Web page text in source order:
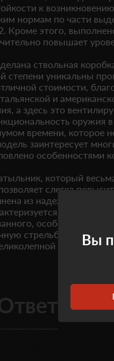
к
нормам по части
Кроме этого,
повышает
ствольная
степени уникальны
стоимости,
и
а здесь это
оружия в
времени, которое
заинтересует
особенностями
который
слегка
из надежного
приемлемой
особенности
стрельбу, так что
покупкой.
Вы